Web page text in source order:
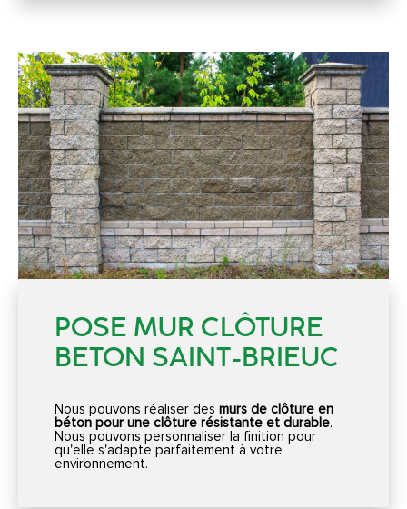
POSE MUR CLÔTURE
BETON SAINT-BRIEUC
Nous pouvons réaliser des murs de clôture en
béton pour une clôture résistante et durable.
Nous pouvons personnaliser la finition pour
qu'elle s'adapte parfaitement à votre
environnement.